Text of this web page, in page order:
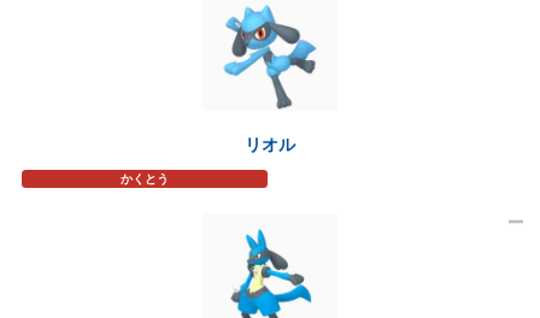
リオル
かくとう